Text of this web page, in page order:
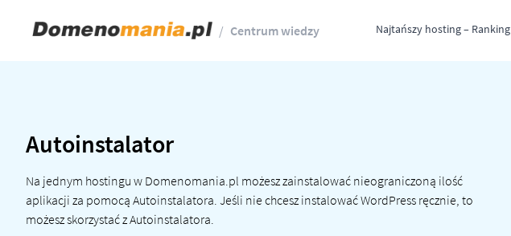
/ Centrum wiedzy Najtańszy hosting – Ranking
Autoinstalator
Na jednym hostingu w Domenomania.pl możesz zainstalować nieograniczoną ilość
aplikacji za pomocą Autoinstalatora. Jeśli nie chcesz instalować WordPress ręcznie, to
możesz skorzystać z Autoinstalatora.